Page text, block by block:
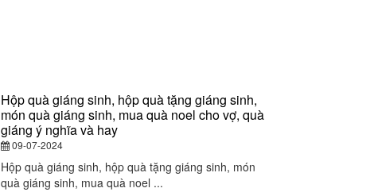
Hộp quà giáng sinh, hộp quà tặng giáng sinh,
món quà giáng sinh, mua quà noel cho vợ, quà
giáng ý nghĩa và hay
09-07-2024
Hộp quà giáng sinh, hộp quà tặng giáng sinh, món
quà giáng sinh, mua quà noel ...